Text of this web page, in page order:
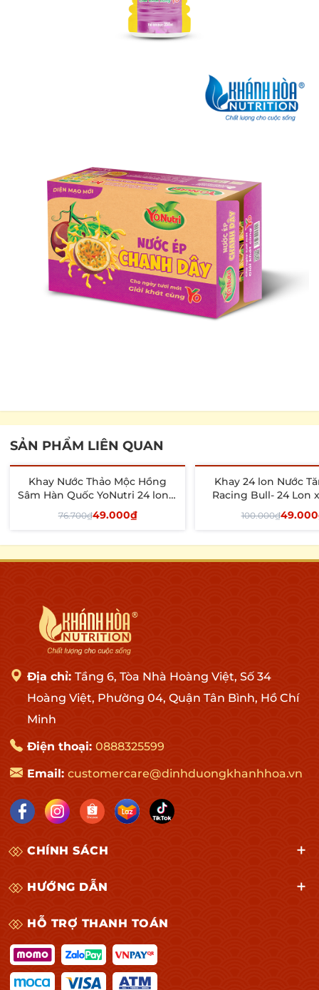
SẢN PHẨM LIÊN QUAN
- 36%
Khay Nước Thảo Mộc Hồng
Sâm Hàn Quốc YoNutri 24 lon x
240ml
76.700₫49.000₫
Tùy chọn
Hết hàng
Khay 24 lon Nước
Racing Bull-
100.000₫
Xem chi tiết
Địa chỉ: Tầng 6, Tòa Nhà Hoàng Việt, Số 34
Hoàng Việt, Phường 04, Quận Tân Bình, Hồ Chí
Minh
Điện thoại: 0888325599
Email: customercare@dinhduongkhanhhoa.vn
CHÍNH SÁCH
HƯỚNG DẪN
HỖ TRỢ THANH TOÁN